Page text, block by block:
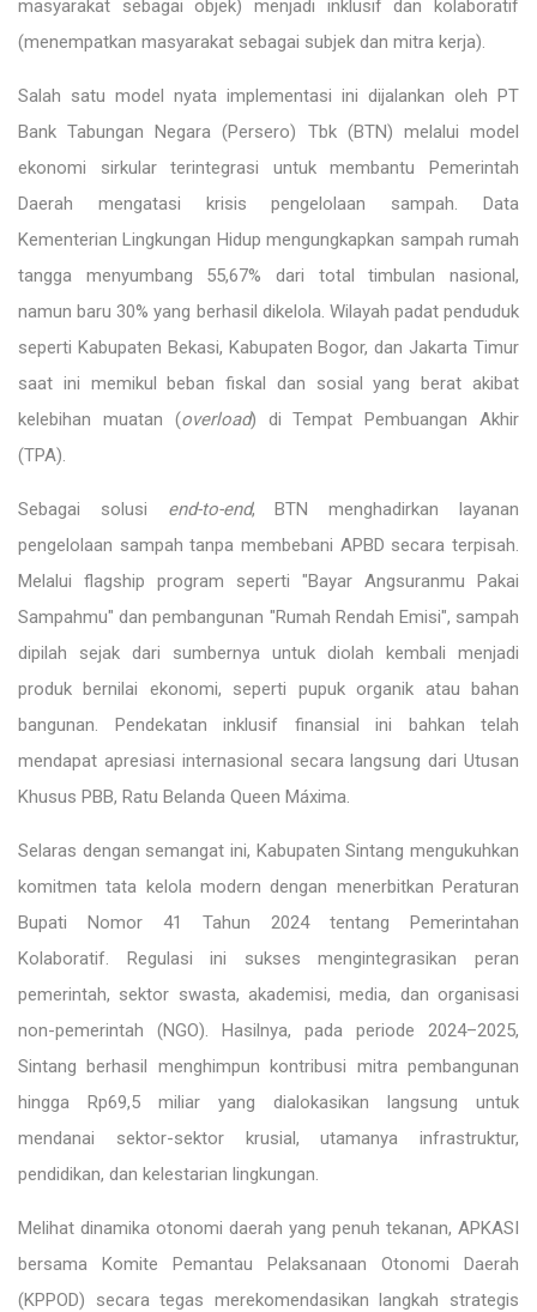
masyarakat sebagai objek) menjadi inklusif dan kolaboratif
(menempatkan masyarakat sebagai subjek dan mitra kerja).
Salah satu model nyata implementasi ini dijalankan oleh PT
Bank Tabungan Negara (Persero) Tbk (BTN) melalui model
ekonomi sirkular terintegrasi untuk membantu Pemerintah
Daerah mengatasi krisis pengelolaan sampah. Data
Kementerian Lingkungan Hidup mengungkapkan sampah rumah
tangga menyumbang 55,67% dari total timbulan nasional,
namun baru 30% yang berhasil dikelola. Wilayah padat penduduk
seperti Kabupaten Bekasi, Kabupaten Bogor, dan Jakarta Timur
saat ini memikul beban fiskal dan sosial yang berat akibat
kelebihan muatan (overload) di Tempat Pembuangan Akhir
(TPA).
Sebagai solusi end-to-end, BTN menghadirkan layanan
pengelolaan sampah tanpa membebani APBD secara terpisah.
Melalui flagship program seperti "Bayar Angsuranmu Pakai
Sampahmu" dan pembangunan "Rumah Rendah Emisi", sampah
dipilah sejak dari sumbernya untuk diolah kembali menjadi
produk bernilai ekonomi, seperti pupuk organik atau bahan
bangunan. Pendekatan inklusif finansial ini bahkan telah
mendapat apresiasi internasional secara langsung dari Utusan
Khusus PBB, Ratu Belanda Queen Máxima.
Selaras dengan semangat ini, Kabupaten Sintang mengukuhkan
komitmen tata kelola modern dengan menerbitkan Peraturan
Bupati Nomor 41 Tahun 2024 tentang Pemerintahan
Kolaboratif. Regulasi ini sukses mengintegrasikan peran
pemerintah, sektor swasta, akademisi, media, dan organisasi
non-pemerintah (NGO). Hasilnya, pada periode 2024–2025,
Sintang berhasil menghimpun kontribusi mitra pembangunan
hingga Rp69,5 miliar yang dialokasikan langsung untuk
mendanai sektor-sektor krusial, utamanya infrastruktur,
pendidikan, dan kelestarian lingkungan.
Melihat dinamika otonomi daerah yang penuh tekanan, APKASI
bersama Komite Pemantau Pelaksanaan Otonomi Daerah
(KPPOD) secara tegas merekomendasikan langkah strategis